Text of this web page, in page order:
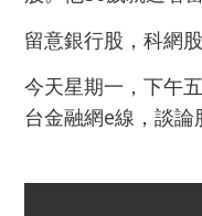
留意銀行股，科網股
今天星期一，下午
台金融網e線，談論